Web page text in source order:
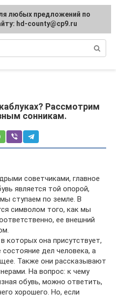
Рассмотрим
сонникам.
советчиками, главное
является той опорой,
ступаем по земле. В
символом того, как мы
ее внешний
которых она присутствует,
дел человека, а
Также они рассказывают
На вопрос: к чему
обувь, можно ответить,
хорошего. Но, если
любых предложений по
hd-county@cp9.ru